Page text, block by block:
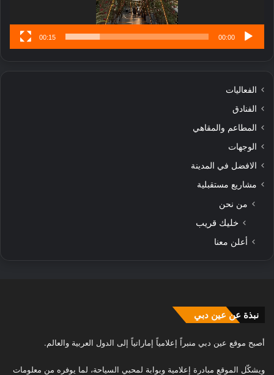
ى
00:00
00:15
الفعاليات
الفنادق
المطاعم والمقاهي
الوجهات
الافضل في المدينة
مشاريع مستقبلية
من نحن
خليك قريب
أعلن معنا
نبذة عن عين دبي
أصبح موقع عين دبي منبراً إعلامياً إماراتياً إلى الدول العربية والعالم.
ويشكّل الموقع مبادرة إعلامية وبوابة لمحبي السياحة، لما يوفره من معلومات